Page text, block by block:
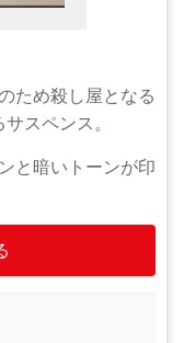
ため殺し屋となる
スペンス。
と暗いトーンが印